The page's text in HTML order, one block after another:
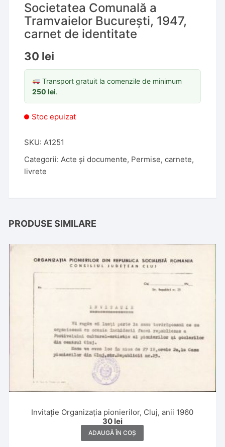
Societatea Comunală a
Tramvaielor București, 1947,
carnet de identitate
30 lei
Transport gratuit la comenzile de minimum
250lei.
Stoc epuizat
SKU:A1251
Categorii:Acte și documente, Permise, carnete,
livrete
PRODUSE SIMILARE
Invitație Organizația pionierilor, Cluj, anii 1960
30 lei
ADAUGĂ ÎN COȘ